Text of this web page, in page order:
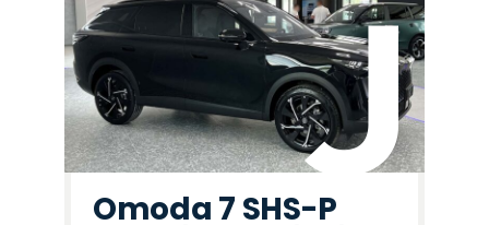
Omoda 7 SHS-P